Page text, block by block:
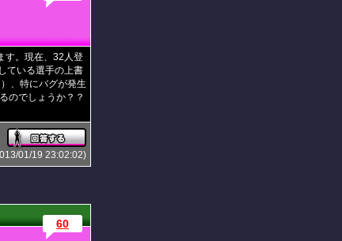
す。現在、32人登
ている選手の上書
、特にバグが発生
のでしょうか？？
01/19 23:02:02)
60